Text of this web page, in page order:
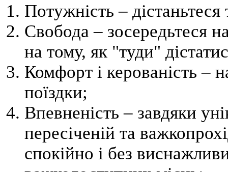
Потужність –
Свобода – зосередьтеся
на тому, як "туди"
Комфорт і керованість –
поїздки;
Впевненість – завдяки
пересіченій та
спокійно і без